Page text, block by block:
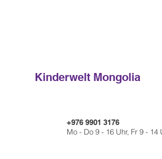
Kinderwelt Mongolia
+976 9901 3176
Mo - Do 9 - 16 Uhr, Fr 9 - 14